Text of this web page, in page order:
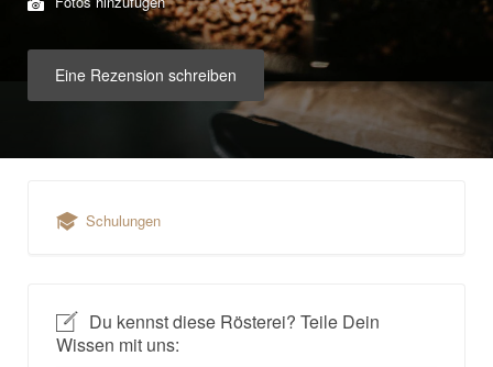
Eine Rezension schreiben
Schulungen
Du kennst diese Rösterei? Teile Dein
Wissen mit uns: